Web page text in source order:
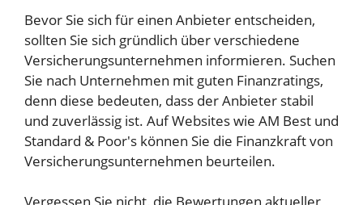
Bevor Sie sich für einen Anbieter entscheiden,
sollten Sie sich gründlich über verschiedene
Versicherungsunternehmen informieren. Suchen
Sie nach Unternehmen mit guten Finanzratings,
denn diese bedeuten, dass der Anbieter stabil
und zuverlässig ist. Auf Websites wie AM Best und
Standard & Poor's können Sie die Finanzkraft von
Versicherungsunternehmen beurteilen.